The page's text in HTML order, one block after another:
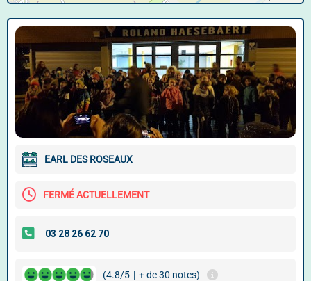
EARL DES ROSEAUX
FERMÉ ACTUELLEMENT
(4.8/5 | + de 30 notes)